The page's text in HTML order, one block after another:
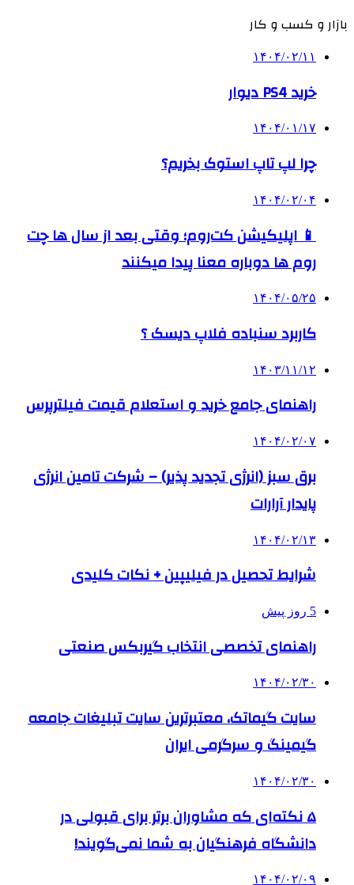
بازار و کسب و کار
۱۴۰۴/۰۲/۱۱
خرید PS4 دیوار
۱۴۰۴/۰۱/۱۷
چرا لپ تاپ استوک بخریم؟
۱۴۰۴/۰۲/۰۴
📱 اپلیکیشن کت‌روم؛ وقتی بعد از سال ها چت
روم ها دوباره معنا پیدا میکنند
۱۴۰۴/۰۵/۲۵
کاربرد سنباده فلاپ دیسک ؟
۱۴۰۳/۱۱/۱۲
راهنمای جامع خرید و استعلام قیمت فیلترپرس
۱۴۰۴/۰۲/۰۷
برق سبز (انرژی تجدید پذیر) – شرکت تامین انرژی
پایدار آرارات
۱۴۰۴/۰۲/۱۳
شرایط تحصیل در فیلیپین + نکات کلیدی
5 روز پیش
راهنمای تخصصی انتخاب گیربکس صنعتی
۱۴۰۴/۰۲/۳۰
سایت گیماتک، معتبرترین سایت تبلیغات جامعه
گیمینگ و سرگرمی ایران
۱۴۰۴/۰۲/۳۰
۵ نکته‌ای که مشاوران برتر برای قبولی در
دانشگاه فرهنگیان به شما نمی‌گویند!
۱۴۰۴/۰۲/۰۹